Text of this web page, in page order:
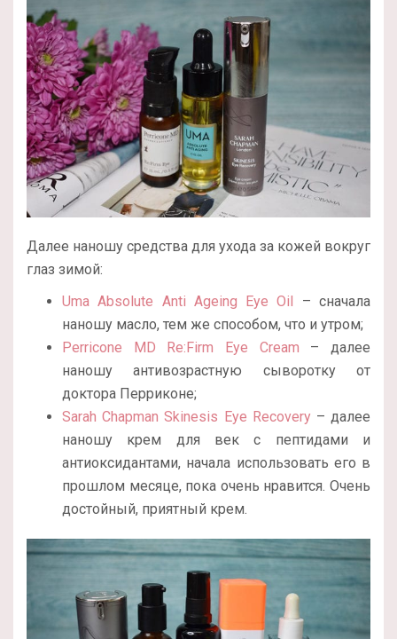
Далее наношу средства для ухода за кожей вокруг
глаз зимой:
Uma Absolute Anti Ageing Eye Oil – сначала
наношу масло, тем же способом, что и утром;
Perricone MD Re:Firm Eye Cream – далее
наношу антивозрастную сыворотку от
доктора Перриконе;
Sarah Chapman Skinesis Eye Recovery– далее
наношу крем для век с пептидами и
антиоксидантами, начала использовать его в
прошлом месяце, пока очень нравится. Очень
достойный, приятный крем.